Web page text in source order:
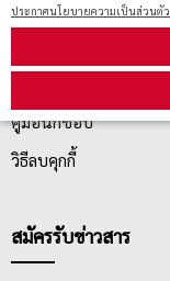
ประกาศนโยบายความเป็นส่วนตัว
บริการลูกค้า
คู่มือนักช้อป
วิธีลบคุกกี้
สมัครรับข่าวสาร